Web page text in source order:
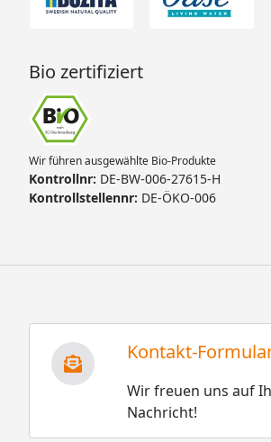
Bio zertifiziert
Wir führen ausgewählte Bio-Produkte
Kontrollnr: DE-BW-006-27615-H
Kontrollstellennr: DE-ÖKO-006
Kontakt-
Wir freuen uns auf
Nachricht!